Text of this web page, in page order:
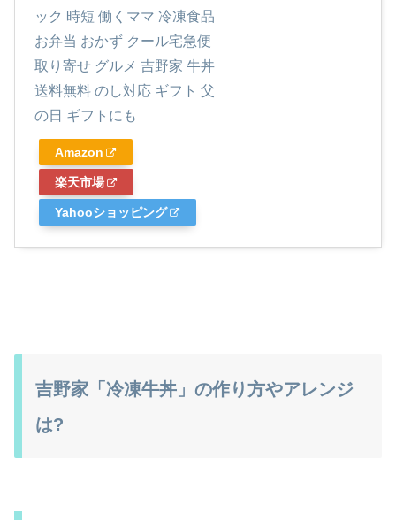
ック 時短 働くママ 冷凍食品
お弁当 おかず クール宅急便
取り寄せ グルメ 吉野家 牛丼
送料無料 のし対応 ギフト 父
の日 ギフトにも
Amazon
楽天市場
Yahooショッピング
吉野家「冷凍牛丼」の作り方やアレンジ
は?